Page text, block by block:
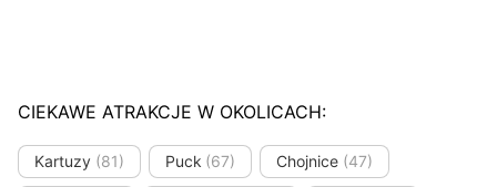
CIEKAWE ATRAKCJE W OKOLICACH:
Kartuzy (81) Puck (67) Chojnice (47)